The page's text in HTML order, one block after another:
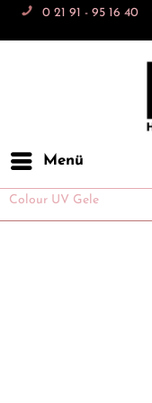
0 21 91 - 95 16 40
Menü
Colour UV Gele